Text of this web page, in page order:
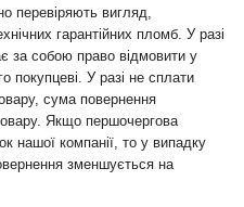
перевіряють вигляд,
гарантійних пломб. У разі
за собою право відмовити у
покупцеві. У разі не сплати
сума повернення
Якщо першочергова
нашої компанії, то у випадку
зменшується на